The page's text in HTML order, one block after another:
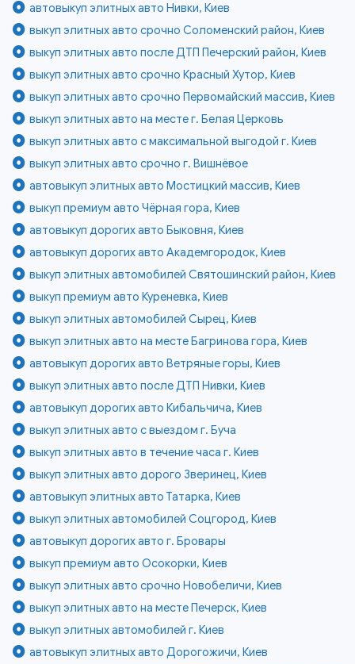
автовыкуп элитных авто Нивки, Киев
выкуп элитных авто срочно Соломенский район, Киев
выкуп элитных авто после ДТП Печерский район, Киев
выкуп элитных авто срочно Красный Хутор, Киев
выкуп элитных авто срочно Первомайский массив, Киев
выкуп элитных авто на месте г. Белая Церковь
выкуп элитных авто с максимальной выгодой г. Киев
выкуп элитных авто срочно г. Вишнёвое
автовыкуп элитных авто Мостицкий массив, Киев
выкуп премиум авто Чёрная гора, Киев
автовыкуп дорогих авто Быковня, Киев
автовыкуп дорогих авто Академгородок, Киев
выкуп элитных автомобилей Святошинский район, Киев
выкуп премиум авто Куреневка, Киев
выкуп элитных автомобилей Сырец, Киев
выкуп элитных авто на месте Багринова гора, Киев
автовыкуп дорогих авто Ветряные горы, Киев
выкуп элитных авто после ДТП Нивки, Киев
автовыкуп дорогих авто Кибальчича, Киев
выкуп элитных авто с выездом г. Буча
выкуп элитных авто в течение часа г. Киев
выкуп элитных авто дорого Зверинец, Киев
автовыкуп элитных авто Татарка, Киев
выкуп элитных автомобилей Соцгород, Киев
автовыкуп дорогих авто г. Бровары
выкуп премиум авто Осокорки, Киев
выкуп элитных авто срочно Новобеличи, Киев
выкуп элитных авто на месте Печерск, Киев
выкуп элитных автомобилей г. Киев
автовыкуп элитных авто Дорогожичи, Киев